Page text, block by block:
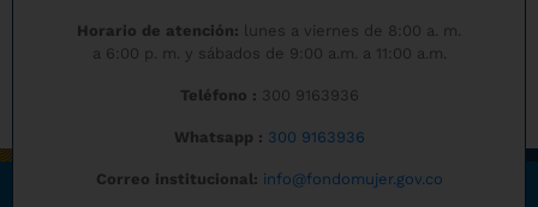
Horario de atención: lunes a viernes de 8:00 a. m.
a 6:00 p. m. y sábados de 9:00 a.m. a 11:00 a.m.
Teléfono : 300 9163936
Whatsapp : 300 9163936
Correo institucional: info@fondomujer.gov.co